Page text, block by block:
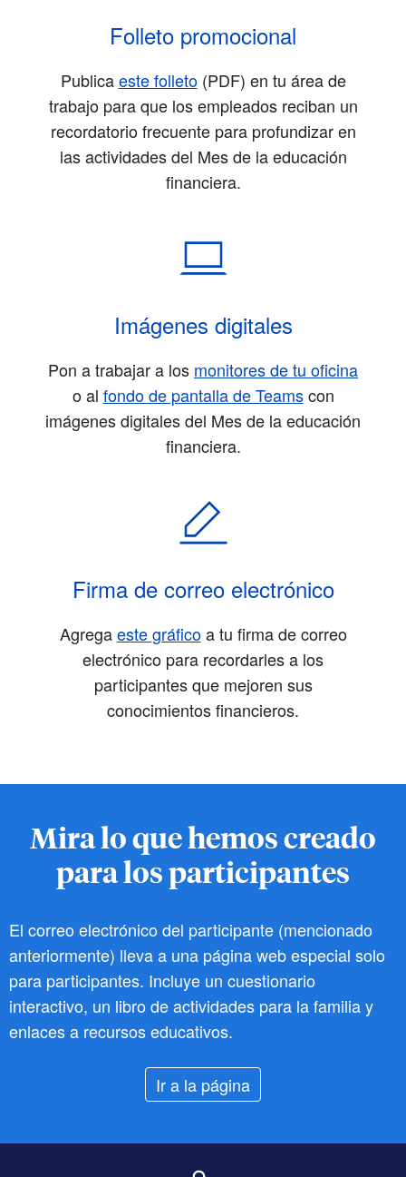
Folleto promocional
Publicaeste folleto (PDF) en tu área de
trabajo para que los empleados reciban un
recordatorio frecuente para profundizar en
las actividades del Mes de la educación
financiera.
Imágenes digitales
Pon a trabajar a los monitores de tu oficina
o al fondo de pantalla de Teamscon
imágenes digitales del Mes de la educación
financiera.
Firma de correo electrónico
Agregaeste gráficoa tu firma de correo
electrónico para recordarles a los
participantes que mejoren sus
conocimientos financieros.
Mira lo que hemos creado
para los participantes
El correo electrónico del participante (mencionado
anteriormente) lleva a una página web especial solo
para participantes. Incluye un cuestionario
interactivo, un libro de actividades para la familia y
enlaces a recursos educativos.
Ir a la página